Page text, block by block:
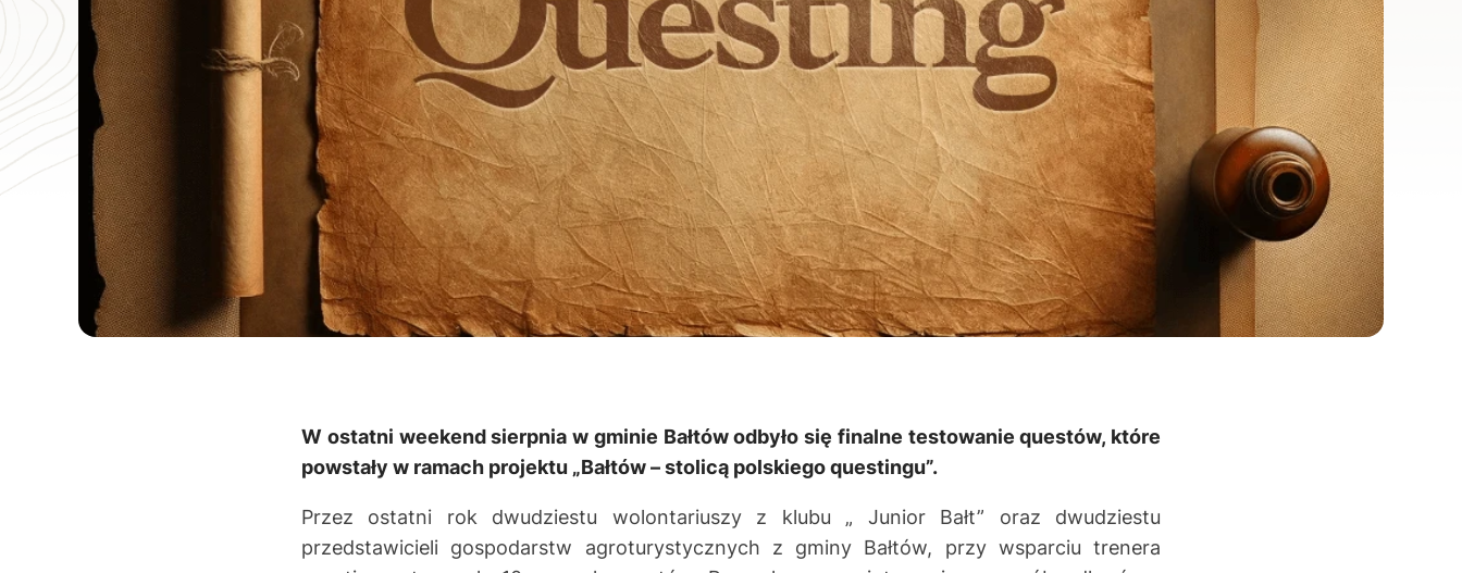
W ostatni weekend sierpnia w gminie Bałtów odbyło się finalne testowanie questów, które
powstały w ramach projektu „Bałtów – stolicą polskiego questingu”.
Przez ostatni rok dwudziestu wolontariuszy z klubu „ Junior Bałt” oraz dwudziestu
przedstawicieli gospodarstw agroturystycznych z gminy Bałtów, przy wsparciu trenera